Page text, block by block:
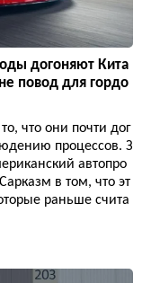
догоняют Кита
повод для гордо
что они почти дог
процессов. З
автопро
в том, что эт
раньше счита